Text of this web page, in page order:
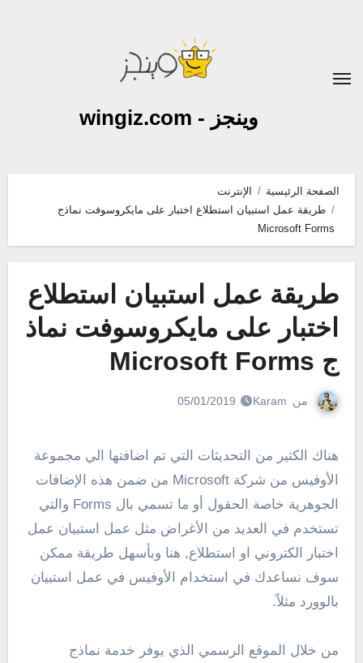
وينجز - wingiz.com
الصفحة الرئيسية
الإنترنت
طريقة عمل استبيان استطلاع اختبار على مايكروسوفت نماذج
Microsoft Forms
طريقة عمل استبيان استطلاع
اختبار على مايكروسوفت نماذ
ج Microsoft Forms
من Karam
05/01/2019
هناك الكثير من التحديثات التي تم اضافتها الي مجموعة
الأوفيس من شركة Microsoft من ضمن هذه الإضافات
الجوهرية خاصة الحقول أو ما تسمي بال Forms والتي
تستخدم في العديد من الأغراض مثل عمل استبيان عمل
اختبار الكتروني او استطلاع, هنا وبأسهل طريقة ممكن
سوف نساعدك في استخدام الأوفيس في عمل استبيان
بالوورد مثلاً.
من خلال الموقع الرسمي الذي يوفر خدمة نماذج